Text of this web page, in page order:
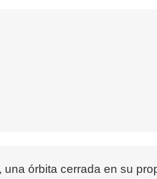
órbita cerrada en su